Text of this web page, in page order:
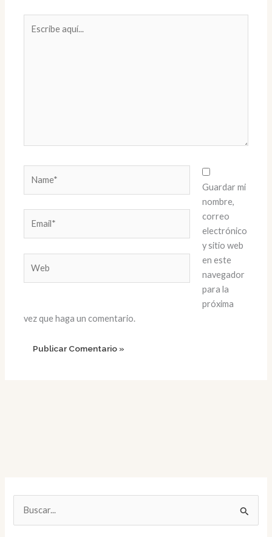
aquí...
Guardar mi
nombre,
correo
electrónico
y sitio web
en este
navegador
para la
próxima
vez que haga un comentario.